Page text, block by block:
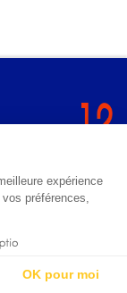
info@points12.fr